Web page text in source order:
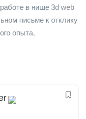
в нише 3d web
письме к отклику
опыта,